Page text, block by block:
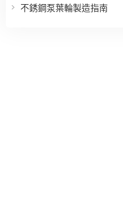
不銹鋼泵葉輪製造指南